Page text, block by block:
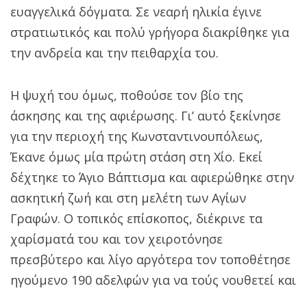
ευαγγελικά δόγματα. Σε νεαρή ηλικία έγινε
στρατιωτικός και πολύ γρήγορα διακρίθηκε για
την ανδρεία και την πειθαρχία του.
Η ψυχή του όμως, ποθούσε τον βίο της
άσκησης και της αφιέρωσης. Γι’ αυτό ξεκίνησε
για την περιοχή της Κωνσταντινουπόλεως,
Έκανε όμως μία πρώτη στάση στη Χίο. Εκεί
δέχτηκε το Άγιο Βάπτισμα και αφιερώθηκε στην
ασκητική ζωή και στη μελέτη των Αγίων
Γραφών. O τοπικός επίσκοπος, διέκρινε τα
χαρίσματά του και τον χειροτόνησε
πρεσβύτερο και λίγο αργότερα τον τοποθέτησε
ηγούμενο 190 αδελφών για να τούς νουθετεί και